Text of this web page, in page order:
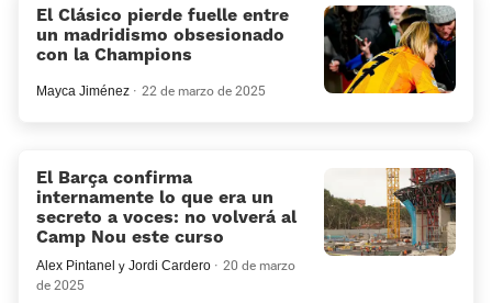
El Clásico pierde fuelle entre
un madridismo obsesionado
con la Champions
Mayca Jiménez 22 de marzo de 2025
El Barça confirma
internamente lo que era un
secreto a voces: no volverá al
Camp Nou este curso
Alex Pintanel y Jordi Cardero
20 de marzo
de 2025